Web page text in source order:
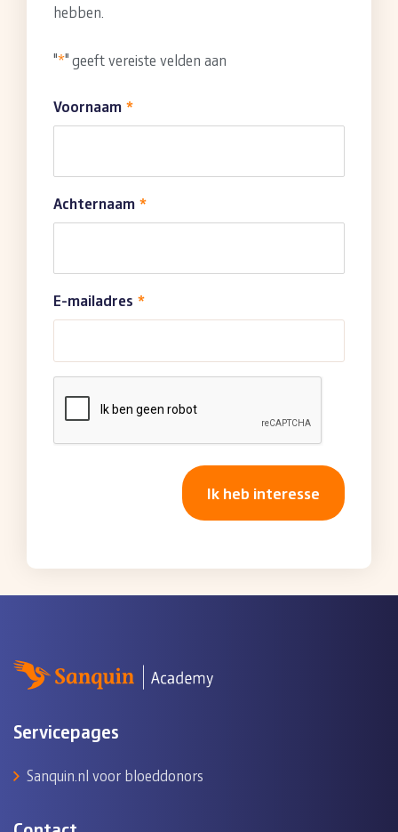
hebben.
"*" geeft vereiste velden aan
Voornaam *
Achternaam *
E-mailadres *
Servicepages
Sanquin.nl voor bloeddonors